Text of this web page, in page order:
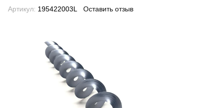
Артикул: 195422003L Оставить отзыв